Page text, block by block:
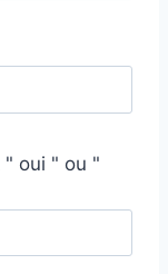
" oui " ou "